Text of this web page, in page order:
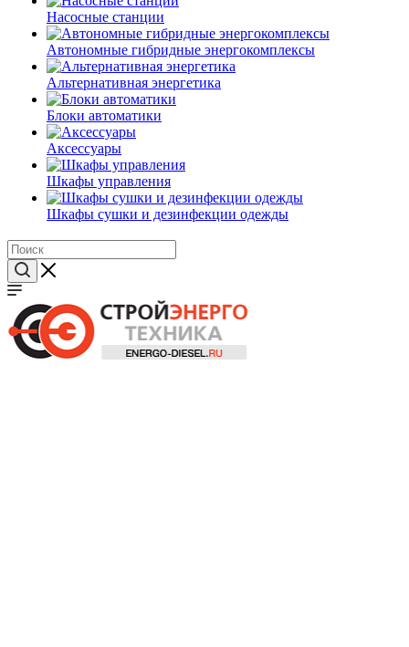
Насосные станции
Автономные гибридные энергокомплексы
Альтернативная энергетика
Блоки автоматики
Аксессуары
Шкафы управления
Шкафы сушки и дезинфекции одежды